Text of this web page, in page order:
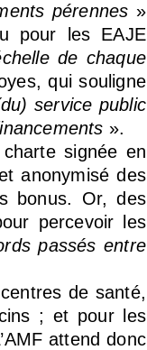
pérennes »
pour les EAJE
de chaque
qui souligne
service public
».
signée en
anonymisé des
bonus. Or, des
percevoir les
passés entre
de santé,
; et pour les
attend donc